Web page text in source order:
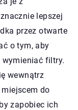
lepszej
przez otwarte
o tym, aby
wymieniać filtry.
wewnątrz
do
zapobiec ich